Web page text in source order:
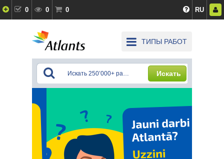
0 0 0 RU
ТИПЫ РАБОТ
Искать